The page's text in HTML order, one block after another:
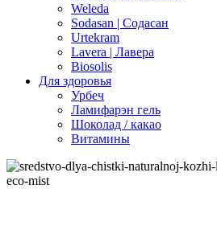
Weleda
Sodasan | Содасан
Urtekram
Lavera | Лавера
Biosolis
Для здоровья
Урбеч
Ламифарэн гель
Шоколад / какао
Витамины